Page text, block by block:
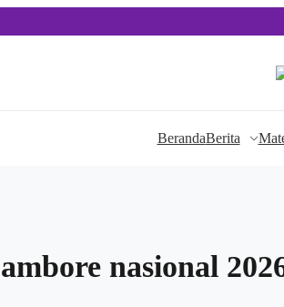
BerandaBerita
nasional